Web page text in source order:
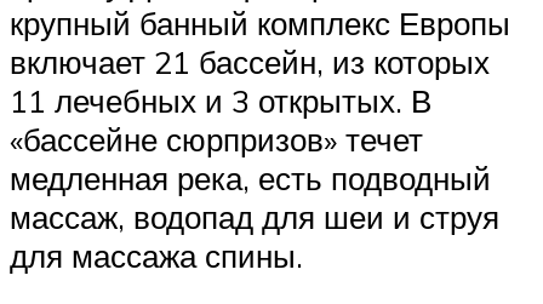
крупный банный комплекс Европы
включает 21 бассейн, из которых
11 лечебных и 3 открытых. В
«бассейне сюрпризов» течет
медленная река, есть подводный
массаж, водопад для шеи и струя
для массажа спины.